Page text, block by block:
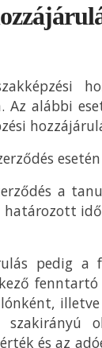
Az alábbi
a
pedig a
szakirányú
és az